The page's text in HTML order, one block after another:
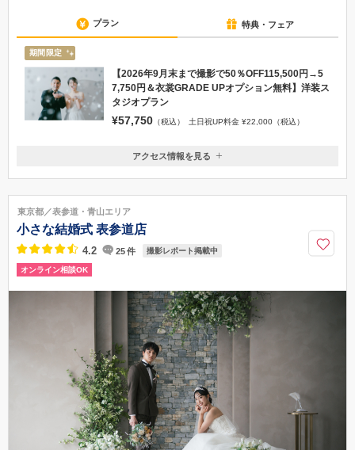
プラン 特典・フェア
期間限定
【2026年9月末まで撮影で50％OFF115,500円→5
7,750円＆衣裳GRADE UPオプション無料】洋装ス
タジオプラン
¥57,750 （税込） 土日祝UP料金 ¥22,000（税込）
東京都江東区青海2-5-10 テレコムセンタービル西棟２F
03-6457-2680
アクセス情報を見る
東京都／表参道・青山エリア
小さな結婚式 表参道店
4.2 25件 撮影レポート掲載中
オンライン相談OK